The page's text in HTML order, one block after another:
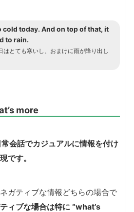
cold today. And on top of that, it
to rain.
はとても寒いし、おまけに雨が降り出し
more
会話でカジュアルに情報を付け
です。
ガティブな情報どちらの場合で
ィブな場合は特に “what’s